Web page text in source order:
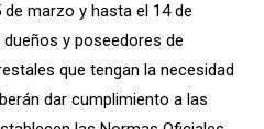
marzo y hasta el 14 de
y poseedores de
que tengan la necesidad
dar cumplimiento a las